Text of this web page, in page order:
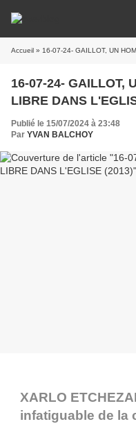
Accueil » 16-07-24- GAILLOT, UN
16-07-24- GAILLOT,
LIBRE DANS
Publié le 15/07/2024 à 23:48
Par YVAN BALCHOY
XARLO
infatiguable de la